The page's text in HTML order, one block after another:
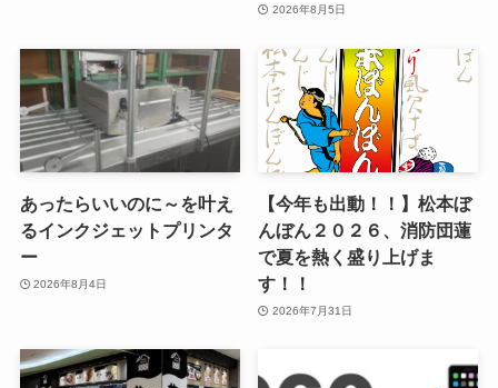
2026年8月5日
あったらいいのに～を叶え
るインクジェットプリンタ
ー
2026年8月4日
【今年も出動！！】松本ぼ
んぼん２０２６、消防団蓮
で夏を熱く盛り上げま
す！！
2026年7月31日